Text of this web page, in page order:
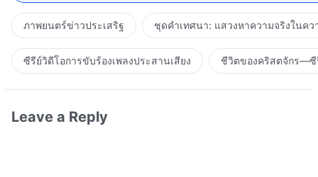
ภาพยนตร์ข่าวประเสริฐ ชุดคำเทศนา: แสวงหาความจริงในคว
ซีรีย์วิดีโอการขับร้องเพลงประสานเสียง ชีวิตของคริสตจักร—ซี
Leave a Reply